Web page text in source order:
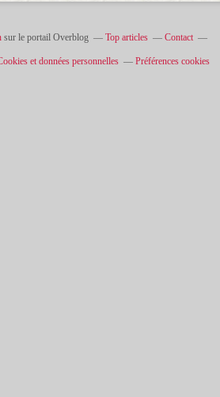
sur le portail Overblog Top articles Contact
et données personnelles Préférences cookies